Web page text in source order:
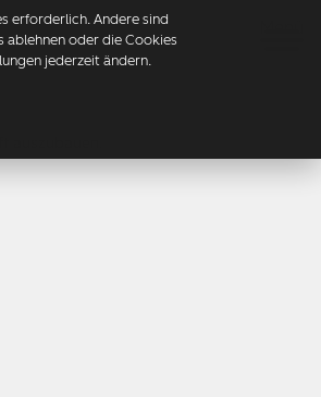
erforderlich. Andere sind
ablehnen oder die Cookies
jederzeit ändern.